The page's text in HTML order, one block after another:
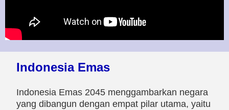
Indonesia Emas
Indonesia Emas 2045 menggambarkan negara
yang dibangun dengan empat pilar utama, yaitu